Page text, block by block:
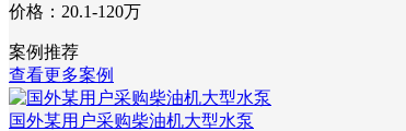
价格：20.1-120万
案例推荐
查看更多案例
国外某用户采购柴油机大型水泵